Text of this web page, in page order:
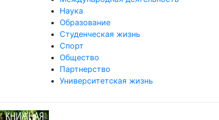
Наука
Образование
Студенческая жизнь
Спорт
Общество
Партнерство
Университетская жизнь